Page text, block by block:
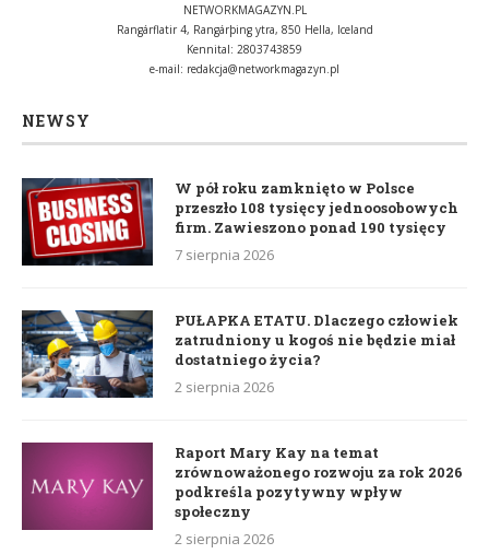
NETWORKMAGAZYN.PL
Rangárflatir 4, Rangárþing ytra, 850 Hella, Iceland
Kennital: 2803743859
e-mail: redakcja@networkmagazyn.pl
NEWSY
W pół roku zamknięto w Polsce
przeszło 108 tysięcy jednoosobowych
firm. Zawieszono ponad 190 tysięcy
7 sierpnia 2026
PUŁAPKA ETATU. Dlaczego człowiek
zatrudniony u kogoś nie będzie miał
dostatniego życia?
2 sierpnia 2026
Raport Mary Kay na temat
zrównoważonego rozwoju za rok 2026
podkreśla pozytywny wpływ
społeczny
2 sierpnia 2026